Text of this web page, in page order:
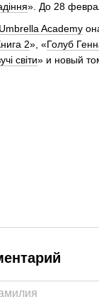
». До 28
Academy
2», «Голуб
світи» и новый